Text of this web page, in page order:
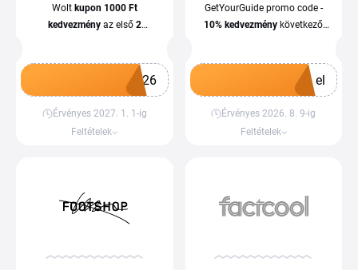
Wolt kupon 1000 Ft
kedvezményaz első 2
Kupon megszerzése
N26
Érvényes 2027. 1. 1-ig
Feltételek
GetYourGuide promo code -
10% kedvezmény következő
Kupon megszerzése
el
Érvényes 2026. 8. 9-ig
Feltételek